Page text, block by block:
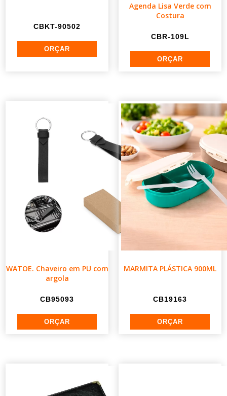
CBKT-90502
Agenda Lisa Verde com
Costura
CBR-109L
WATOE. Chaveiro em PU com
argola
CB95093
MARMITA PLÁSTICA 900ML
CB19163